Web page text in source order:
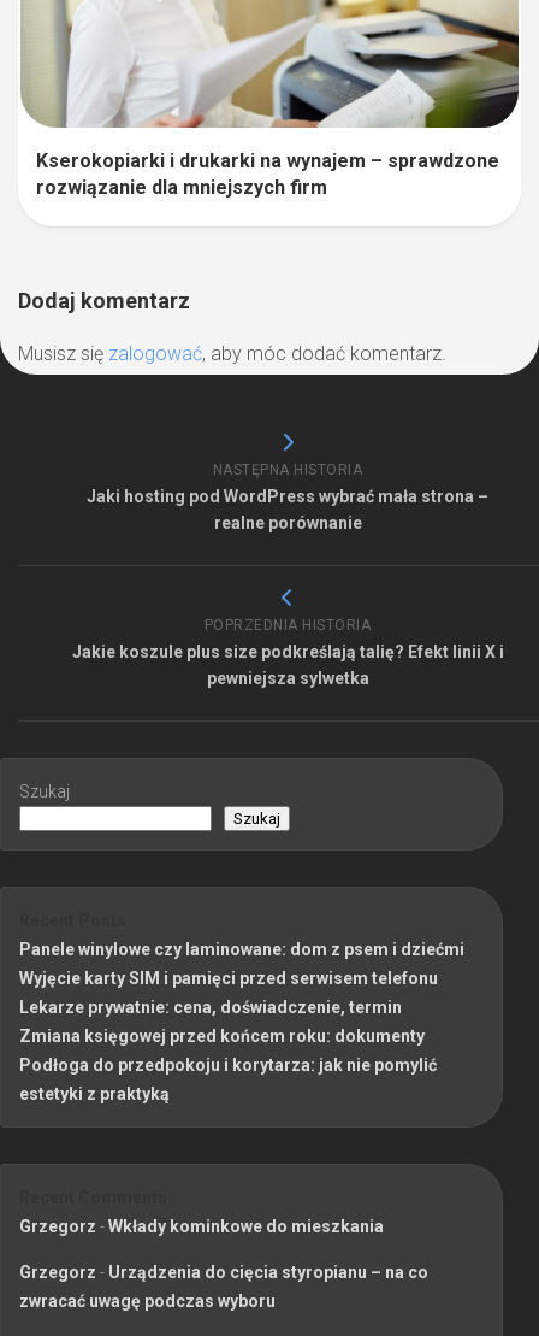
Kserokopiarki i drukarki na wynajem – sprawdzone
rozwiązanie dla mniejszych firm
Dodaj komentarz
Musisz się zalogować, aby móc dodać komentarz.
NASTĘPNA HISTORIA
Jaki hosting pod WordPress wybrać mała strona –
realne porównanie
POPRZEDNIA HISTORIA
Jakie koszule plus size podkreślają talię? Efekt linii X i
pewniejsza sylwetka
Szukaj
Szukaj
Panele winylowe czy laminowane: dom z psem i dziećmi
Wyjęcie karty SIM i pamięci przed serwisem telefonu
Lekarze prywatnie: cena, doświadczenie, termin
Zmiana księgowej przed końcem roku: dokumenty
Podłoga do przedpokoju i korytarza: jak nie pomylić
estetyki z praktyką
Grzegorz -Wkłady kominkowe do mieszkania
Grzegorz - Urządzenia do cięcia styropianu – na co
zwracać uwagę podczas wyboru